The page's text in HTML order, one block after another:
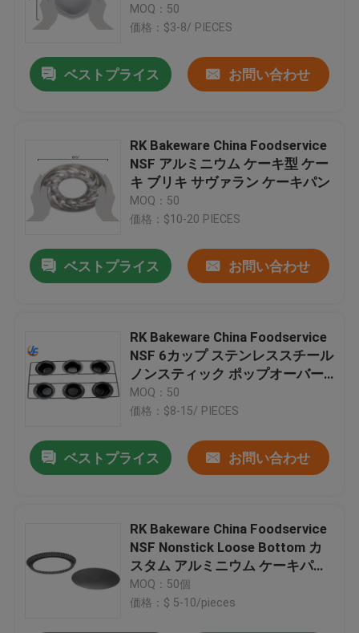
MOQ：50
価格：$3-8/ PIECES
ベストプライス お問い合わせ
RK Bakeware China Foodservice
NSF アルミニウム ケーキ型 ケー
キ ブリキ サヴァラン ケーキパン
MOQ：50
価格：$10-20 PIECES
ベストプライス お問い合わせ
RK Bakeware China Foodservice
NSF 6カップ ステンレススチール
ノンスティック ポップオーバー
パン
MOQ：50
価格：$8-15/ PIECES
ベストプライス お問い合わせ
RK Bakeware China Foodservice
NSF Nonstick Loose Bottom カ
スタム アルミニウム ケーキパン
タルトパン
MOQ：50個
価格：$ 5-10/pieces